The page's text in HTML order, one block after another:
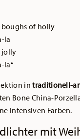
boughs of holly
la
jolly
la“
intraditionell-
Bone China-
intensiven Farben.
mit